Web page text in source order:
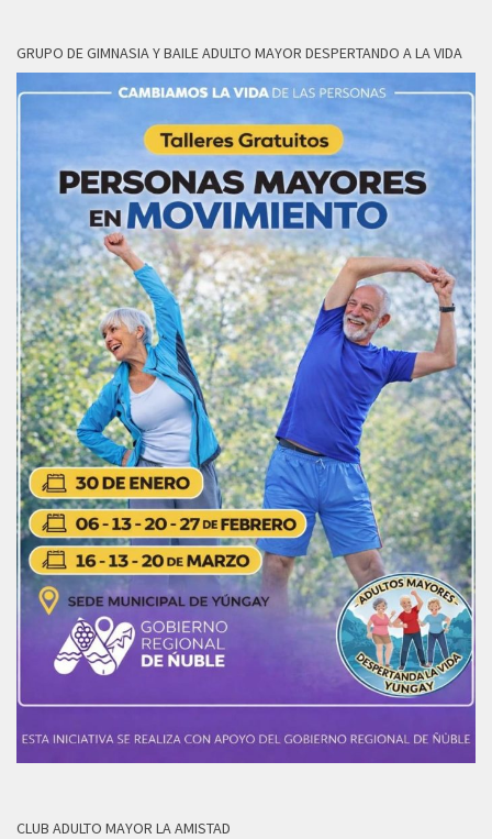
GRUPO DE GIMNASIA Y BAILE ADULTO MAYOR DESPERTANDO A LA VIDA
CLUB ADULTO MAYOR LA AMISTAD